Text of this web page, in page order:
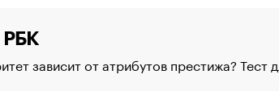
РБК
зависит от атрибутов престижа? Тест